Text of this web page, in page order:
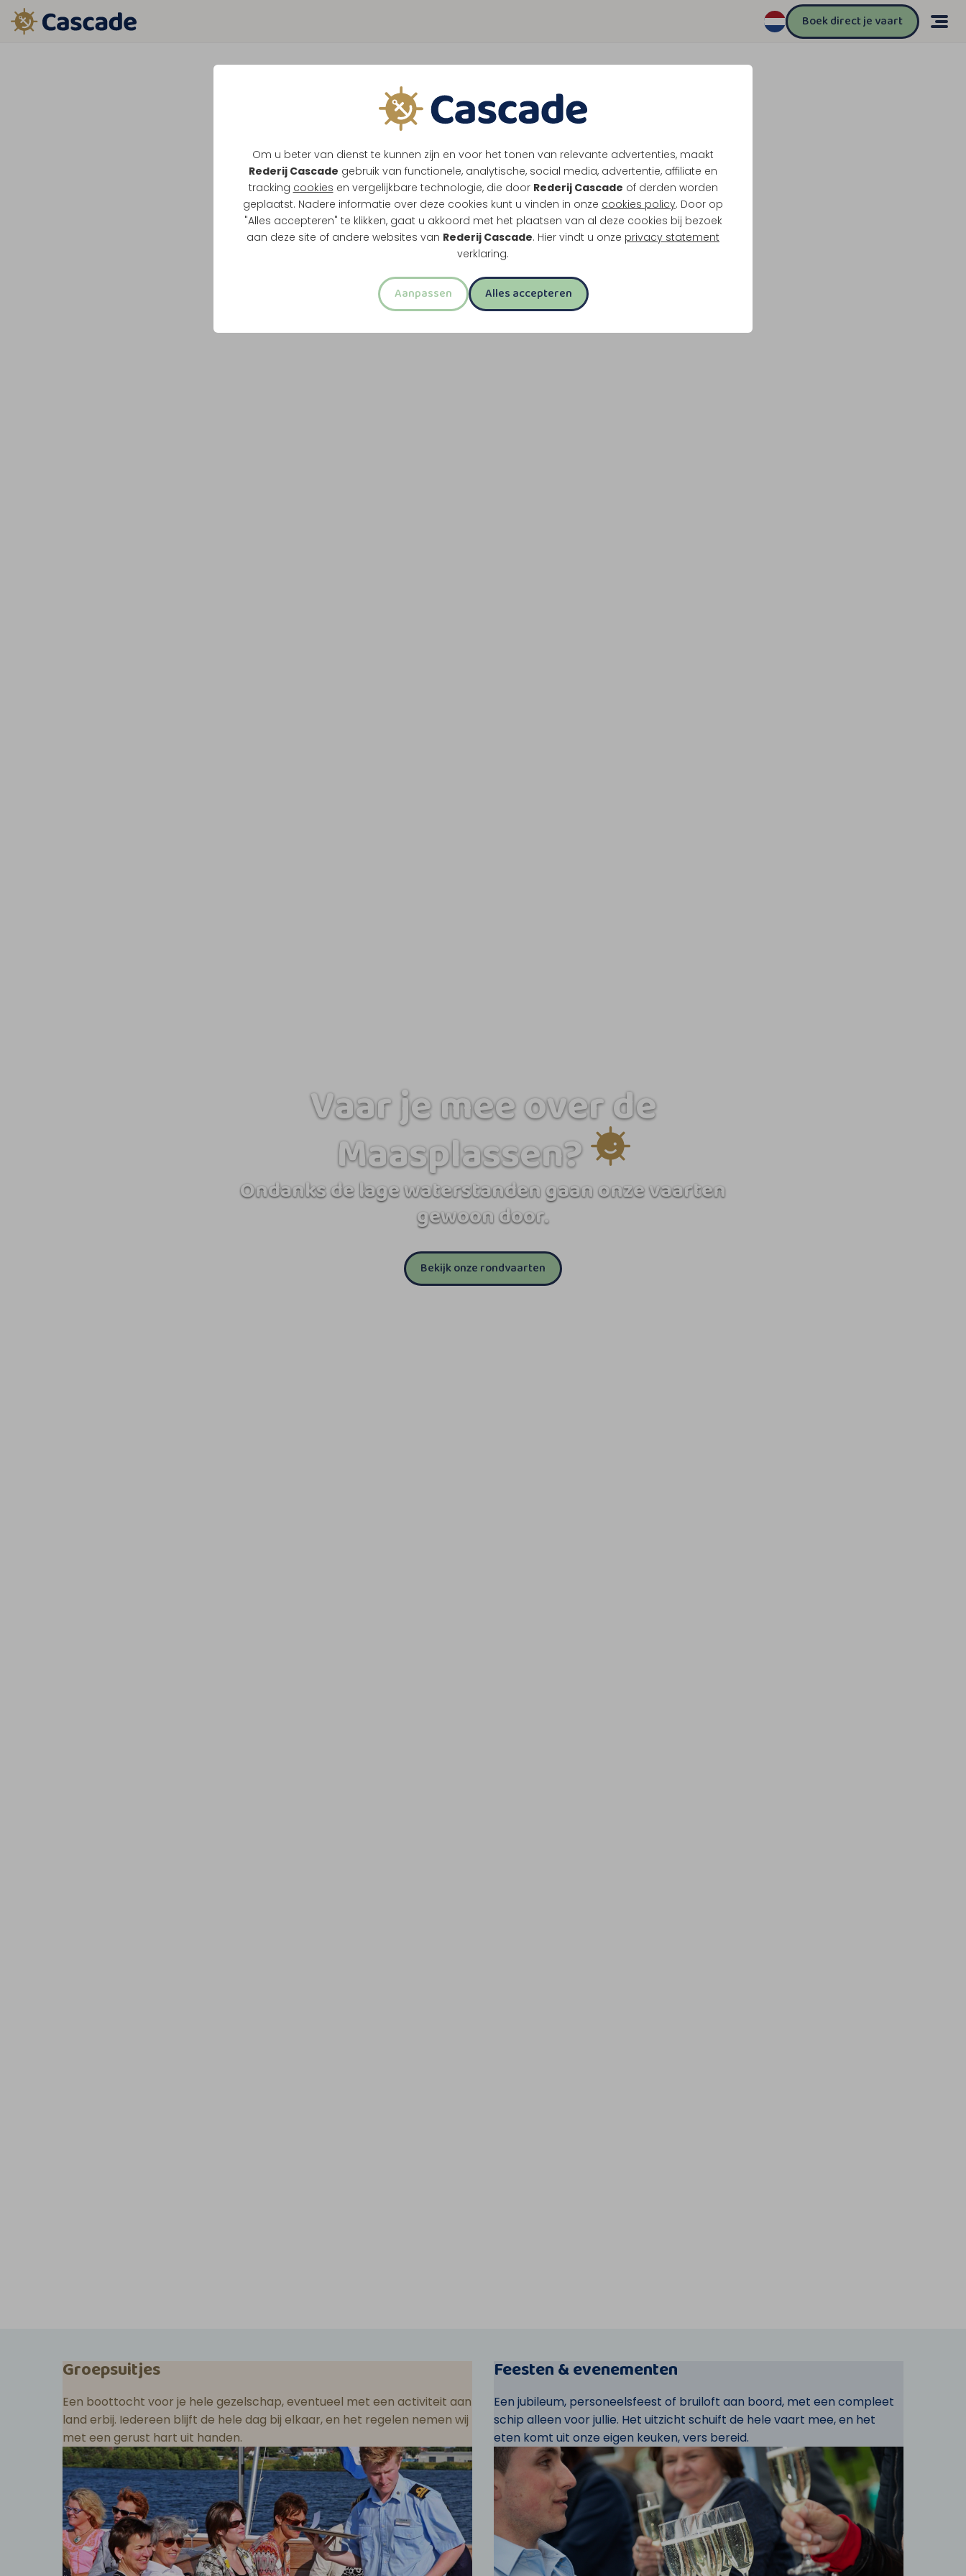
Om u beter van dienst te kunnen zijn en voor het tonen van relevante advertenties, maakt
Rederij Cascade gebruik van functionele, analytische, social media, advertentie, affiliate en
tracking cookies en vergelijkbare technologie, die door Rederij Cascade of derden worden
geplaatst. Nadere informatie over deze cookies kunt u vinden in onze cookies policy. Door op
"Alles accepteren" te klikken, gaat u akkoord met het plaatsen van al deze cookies bij bezoek
aan deze site of andere websites van Rederij Cascade. Hier vindt u onze privacy statement
verklaring.
Aanpassen Alles accepteren
Boek direct je vaart
Vaar je mee over de
Maasplassen?
Ondanks de lage waterstanden gaan onze vaarten
gewoon door.
Bekijk onze rondvaarten
Groepsuitjes
Een boottocht voor je hele gezelschap, eventueel met een activiteit aan
land erbij. Iedereen blijft de hele dag bij elkaar, en het regelen nemen wij
met een gerust hart uit handen.
Feesten & evenementen
Een jubileum, personeelsfeest of bruiloft aan boord, met een compleet
schip alleen voor jullie. Het uitzicht schuift de hele vaart mee, en het
eten komt uit onze eigen keuken, vers bereid.